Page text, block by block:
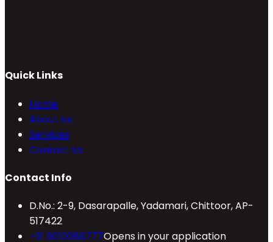
Quick Links
Home
About Us
Services
Contact Us
Contact Info
D.No.: 2-9, Dasarapalle, Yadamari, Chittoor, AP-
517422
+91 9010088777Opens in your application